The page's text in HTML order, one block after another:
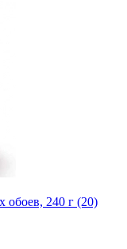
обоев, 240 г (20)